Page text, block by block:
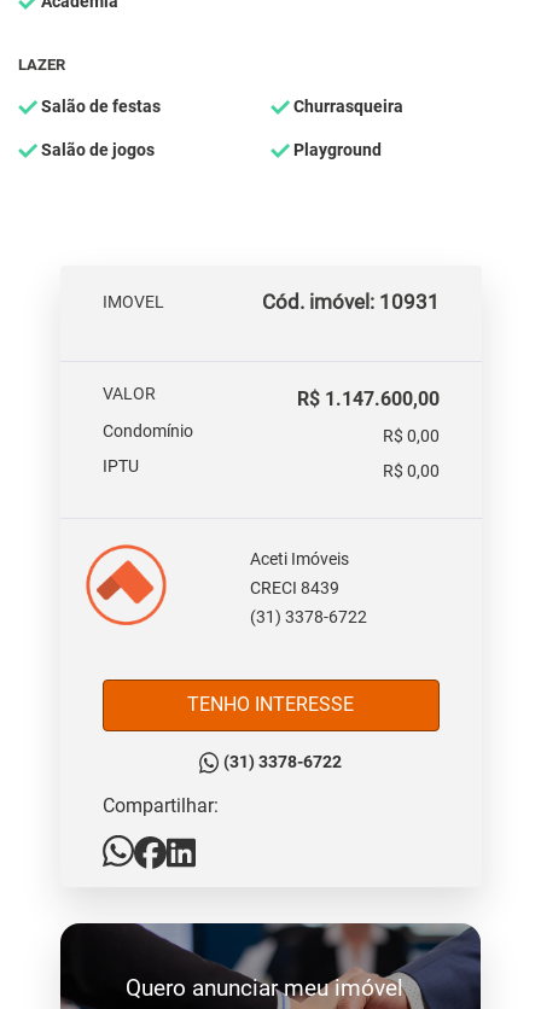
LAZER
Salão de festas Churrasqueira
Salão de jogos Playground
IMOVEL Cód. imóvel: 10931
VALOR R$ 1.147.600,00
Condomínio
R$ 0,00
IPTU
R$ 0,00
Aceti Imóveis
CRECI 8439
(31) 3378-6722
TENHO INTERESSE
(31) 3378-6722
Compartilhar:
Quero anunciar meu imóvel